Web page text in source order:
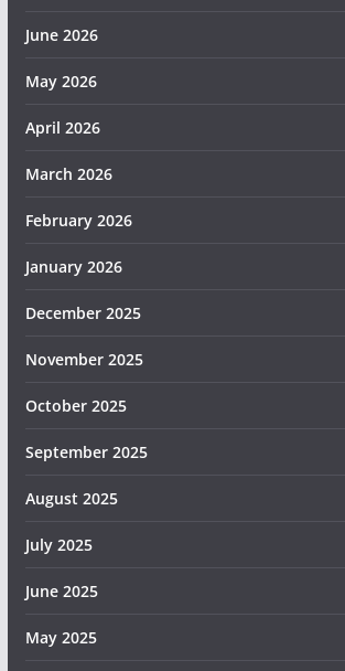
June 2026
May 2026
April 2026
March 2026
February 2026
January 2026
December 2025
November 2025
October 2025
September 2025
August 2025
July 2025
June 2025
May 2025